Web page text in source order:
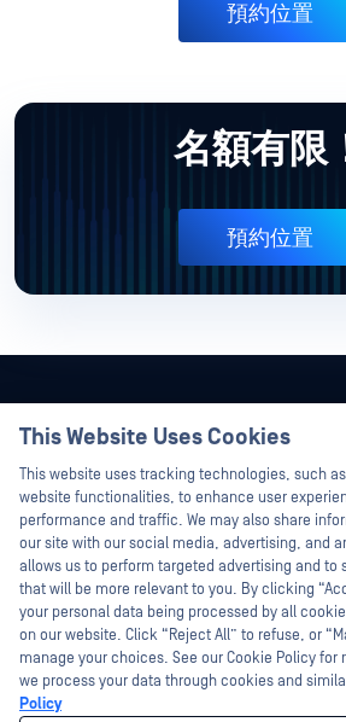
預約位置
名額有限
預約位置
©2026OPSWAT . 保留所有權利。OPSWAT、
MetaAccess、OPSWAT 、Trust no File. Trust No
World's Critical Infrastructure、Deep CDR™
This Website Uses Cookies
This website uses tracking technologies, such
website functionalities, to enhance user
performance and traffic. We may also share
our site with our social media, advertising, and
allows us to perform targeted advertising and to
that will be more relevant to you. By clicking
your personal data being processed by all
on our website. Click “Reject All” to refuse, or
manage your choices. See our Cookie Policy for
we process your data through cookies and
Policy
Hey there!
I'm Ozzy, your
How can I help you
today?